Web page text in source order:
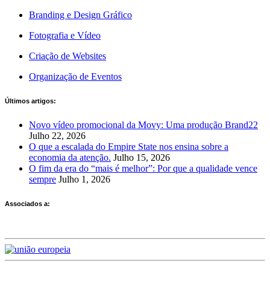
Branding e Design Gráfico
Fotografia e Vídeo
Criação de Websites
Organização de Eventos
Últimos artigos:
Novo vídeo promocional da Movy: Uma produção Brand22
Julho 22, 2026
O que a escalada do Empire State nos ensina sobre a
economia da atenção. Julho 15, 2026
O fim da era do “mais é melhor”: Por que a qualidade vence
sempre Julho 1, 2026
Associados a: